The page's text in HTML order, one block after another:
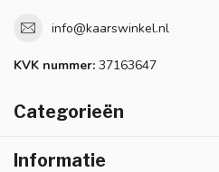
info@kaarswinkel.nl
KVK nummer: 37163647
Categorieën
Informatie